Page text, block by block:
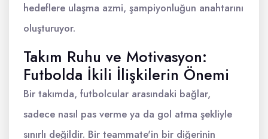
hedeflere ulaşma azmi, şampiyonluğun anahtarını
oluşturuyor.
Takım Ruhu ve Motivasyon:
Futbolda İkili İlişkilerin Önemi
Bir takımda, futbolcular arasındaki bağlar,
sadece nasıl pas verme ya da gol atma şekliyle
sınırlı değildir. Bir teammate'in bir diğerinin